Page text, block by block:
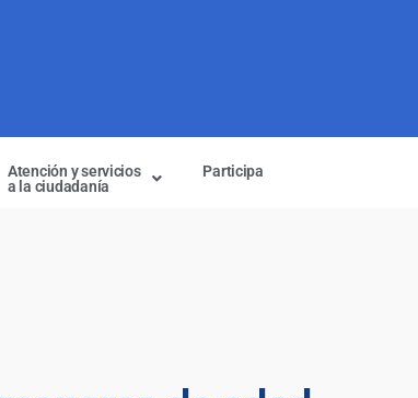
Atención y servicios
a la ciudadanía
Participa